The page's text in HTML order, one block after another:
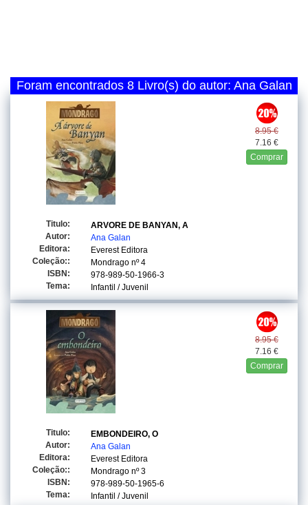
Foram encontrados 8 Livro(s) do autor: Ana Galan
8.95 €
7.16 €
Comprar
Titulo:
ARVORE DE BANYAN, A
Autor:
Ana Galan
Editora:
Everest Editora
Coleção::
Mondrago nº 4
ISBN:
978-989-50-1966-3
Tema:
Infantil / Juvenil
8.95 €
7.16 €
Comprar
Titulo:
EMBONDEIRO, O
Autor:
Ana Galan
Editora:
Everest Editora
Coleção::
Mondrago nº 3
ISBN:
978-989-50-1965-6
Tema:
Infantil / Juvenil